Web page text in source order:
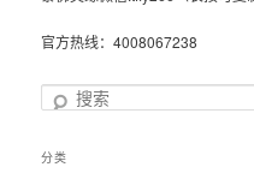
官方热线：4008067238
搜
分类